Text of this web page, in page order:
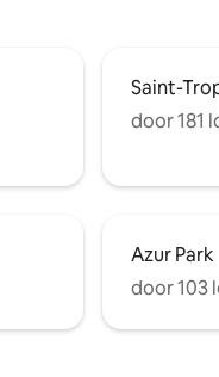
Saint-
door 181
Azur Park
door 103